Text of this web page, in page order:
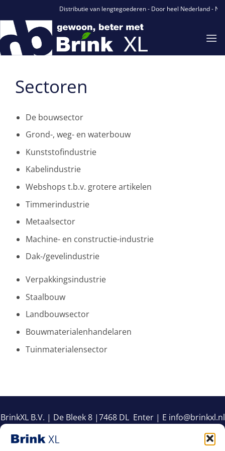
naar
inhoud
Distributie van lengtegoederen - Door heel Nederland -
Sectoren
De bouwsector
Grond-, weg- en waterbouw
Kunststofindustrie
Kabelindustrie
Webshops t.b.v. grotere artikelen
Timmerindustrie
Metaalsector
Machine- en constructie-industrie
Dak-/gevelindustrie
Verpakkingsindustrie
Staalbouw
Landbouwsector
Bouwmaterialenhandelaren
Tuinmaterialensector
BrinkXL B.V. | De Bleek 8 |7468 DL Enter | E info@brinkxl.nl